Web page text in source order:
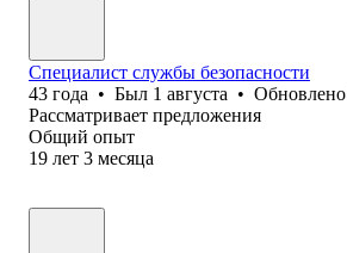
Специалист службы безопасности
43 года • Был 1 августа • Обновлено
Рассматривает предложения
Общий опыт
19 лет 3 месяца